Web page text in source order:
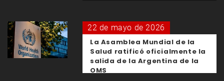
22 de mayo de 2026
La Asamblea Mundial de la
Salud ratificó oficialmente la
salida de la Argentina de la
OMS